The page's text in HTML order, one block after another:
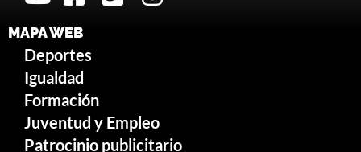
MAPA WEB
Deportes
Igualdad
Formación
Juventud y Empleo
Patrocinio publicitario